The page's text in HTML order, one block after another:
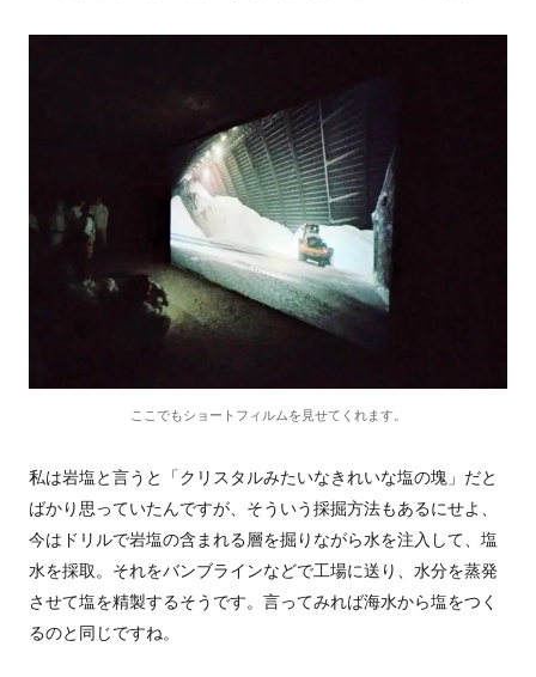
ここでもショートフィルムを見せてくれます。
私は岩塩と言うと「クリスタルみたいなきれいな塩の塊」だと
ばかり思っていたんですが、そういう採掘方法もあるにせよ、
今はドリルで岩塩の含まれる層を掘りながら水を注入して、塩
水を採取。それをバンブラインなどで工場に送り、水分を蒸発
させて塩を精製するそうです。言ってみれば海水から塩をつく
るのと同じですね。